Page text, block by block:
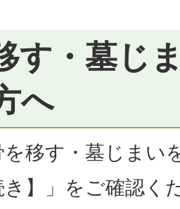
す・墓じ
へ
を移す・墓じまい
き】」をご確認く